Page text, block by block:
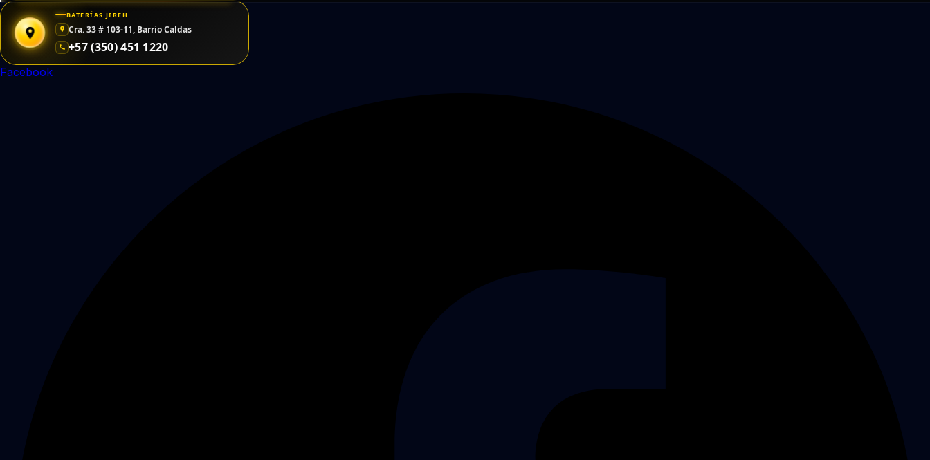
Saltar
contenido
BATERÍAS JIREH
Cra. 33 # 103-11, Barrio Caldas
+57 (350) 451 1220
Facebook